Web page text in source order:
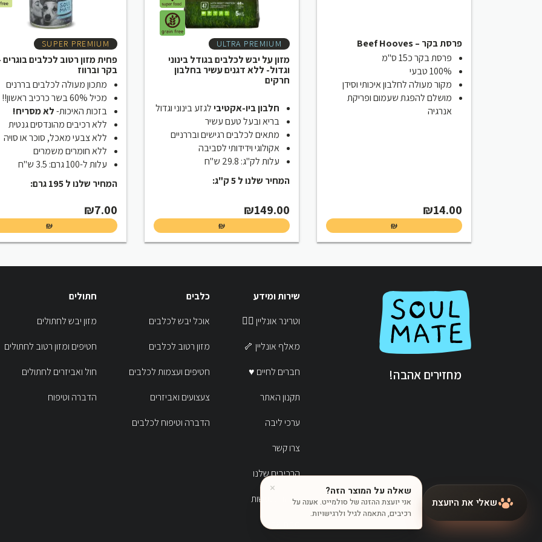
פרסת בקר – Beef Hooves
פרסת בקר כ15 ס"מ
100% טבעי
מקור מעולה לחלבון איכותי וסידן
מושלם להפגת שעמום ופריקת
אנרגיה
₪14.00
₪
ULTRA PREMIUM
מזון על יבש לכלבים בגודל בינוני
וגדול- ללא דגנים עשיר בחלבון
חרקים
חלבון ביו-אקטיבילגזע בינוני וגדול
בריא ובעל טעם עשיר
מתאים לכלבים רגישים ובררניים
אקולוגי וידידותי לסביבה
עלות לק"ג: 29.8 ש"ח
המחיר שלנו ל 5 ק"ג:
₪149.00
₪
SUPER PREMIUM
פחית מזון רטוב לכלבים בוגרים
בקר וברווז
מתכון מעולה לכלבים בררנים
מכיל 60% בשר כרכיב ראשון!!
בזכות האיכות-לא מסריח!
ללא רכיבים מהונדסים גנטית
ללא צבעי מאכל, סוכר או סויה
ללא חומרים משמרים
עלות ל-100 גרם: 3.5 ש"ח
המחיר שלנו ל 195 גרם:
₪7.00
₪
מחזירים אהבה!
שירות ומידע
וטרינר אונליין 👩‍⚕️
מאלף אונליין 🦴
חברים לחיים ♥
תקנון האתר
ערכי ליבה
צרו קשר
הרכיבים שלנו
הצהרת נגישות
כלבים
אוכל יבש לכלבים
מזון רטוב לכלבים
חטיפים ועצמות לכלבים
צעצועים ואביזרים
הדברה וטיפוח לכלבים
חתולים
מזון יבש לחתולים
חטיפים ומזון רטוב לחתולים
חול ואביזרים לחתולים
הדברה וטיפוח